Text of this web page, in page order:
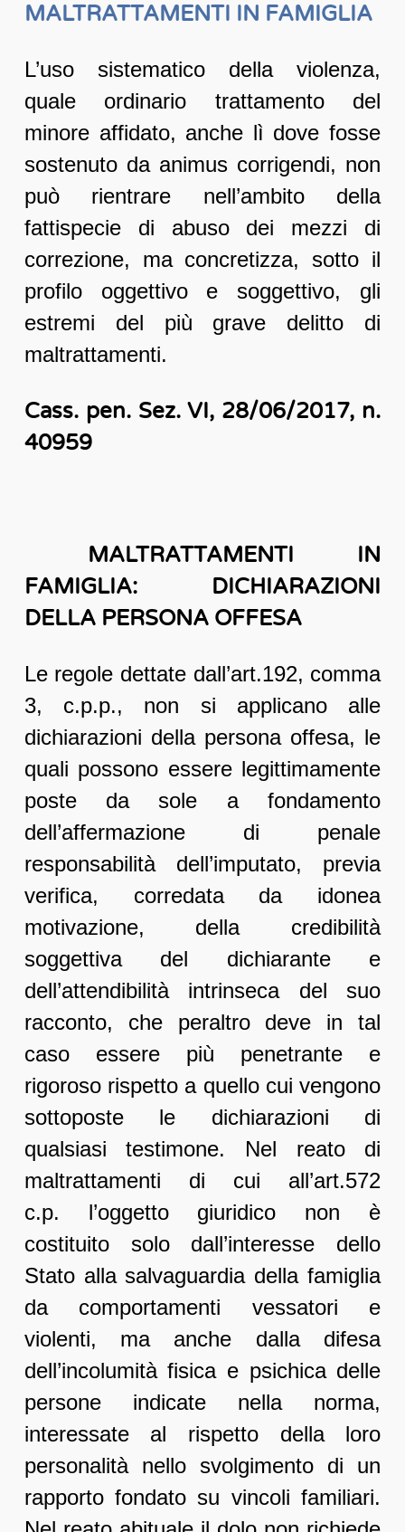
MALTRATTAMENTI IN FAMIGLIA
L’uso sistematico della violenza,
quale ordinario trattamento del
minore affidato, anche lì dove fosse
sostenuto da animus corrigendi, non
può rientrare nell’ambito della
fattispecie di abuso dei mezzi di
correzione, ma concretizza, sotto il
profilo oggettivo e soggettivo, gli
estremi del più grave delitto di
maltrattamenti.
Cass. pen. Sez. VI, 28/06/2017, n.
40959
MALTRATTAMENTI IN
FAMIGLIA: DICHIARAZIONI
DELLA PERSONA OFFESA
Le regole dettate dall’art.192, comma
3, c.p.p., non si applicano alle
dichiarazioni della persona offesa, le
quali possono essere legittimamente
poste da sole a fondamento
dell’affermazione di penale
responsabilità dell’imputato, previa
verifica, corredata da idonea
motivazione, della credibilità
soggettiva del dichiarante e
dell’attendibilità intrinseca del suo
racconto, che peraltro deve in tal
caso essere più penetrante e
rigoroso rispetto a quello cui vengono
sottoposte le dichiarazioni di
qualsiasi testimone. Nel reato di
maltrattamenti di cui all’art.572
c.p. l’oggetto giuridico non è
costituito solo dall’interesse dello
Stato alla salvaguardia della famiglia
da comportamenti vessatori e
violenti, ma anche dalla difesa
dell’incolumità fisica e psichica delle
persone indicate nella norma,
interessate al rispetto della loro
personalità nello svolgimento di un
rapporto fondato su vincoli familiari.